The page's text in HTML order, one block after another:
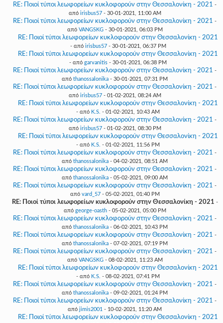
RE: Ποιοί τύποι λεωφορείων κυκλοφορούν στην Θεσσαλονίκη - 2021 -
από irisbus57- 30-01-2021, 11:00 AM
RE: Ποιοί τύποι λεωφορείων κυκλοφορούν στην Θεσσαλονίκη - 2021 -
από VANGSKG- 30-01-2021, 06:03 PM
RE: Ποιοί τύποι λεωφορείων κυκλοφορούν στην Θεσσαλονίκη - 2021
- από irisbus57- 30-01-2021, 06:37 PM
RE: Ποιοί τύποι λεωφορείων κυκλοφορούν στην Θεσσαλονίκη - 2021
- από garvanitis - 30-01-2021, 06:38 PM
RE: Ποιοί τύποι λεωφορείων κυκλοφορούν στην Θεσσαλονίκη - 2021 -
από thanossalonika - 30-01-2021, 07:31 PM
RE: Ποιοί τύποι λεωφορείων κυκλοφορούν στην Θεσσαλονίκη - 2021 -
από irisbus57- 01-02-2021, 08:24 AM
RE: Ποιοί τύποι λεωφορείων κυκλοφορούν στην Θεσσαλονίκη - 2021
- από K.S. - 01-02-2021, 10:43 AM
RE: Ποιοί τύποι λεωφορείων κυκλοφορούν στην Θεσσαλονίκη - 2021 -
από irisbus57- 01-02-2021, 08:30 PM
RE: Ποιοί τύποι λεωφορείων κυκλοφορούν στην Θεσσαλονίκη - 2021
- από K.S. - 01-02-2021, 11:56 PM
RE: Ποιοί τύποι λεωφορείων κυκλοφορούν στην Θεσσαλονίκη - 2021 -
από thanossalonika - 04-02-2021, 08:51 AM
RE: Ποιοί τύποι λεωφορείων κυκλοφορούν στην Θεσσαλονίκη - 2021 -
από thanossalonika - 05-02-2021, 09:00 AM
RE: Ποιοί τύποι λεωφορείων κυκλοφορούν στην Θεσσαλονίκη - 2021 -
από vard_57- 05-02-2021, 01:40 PM
RE: Ποιοί τύποι λεωφορείων κυκλοφορούν στην Θεσσαλονίκη - 2021 -
από george-oasth- 05-02-2021, 05:00 PM
RE: Ποιοί τύποι λεωφορείων κυκλοφορούν στην Θεσσαλονίκη - 2021 -
από thanossalonika - 06-02-2021, 10:43 PM
RE: Ποιοί τύποι λεωφορείων κυκλοφορούν στην Θεσσαλονίκη - 2021 -
από thanossalonika - 07-02-2021, 07:19 PM
RE: Ποιοί τύποι λεωφορείων κυκλοφορούν στην Θεσσαλονίκη - 2021 -
από VANGSKG- 08-02-2021, 11:23 AM
RE: Ποιοί τύποι λεωφορείων κυκλοφορούν στην Θεσσαλονίκη - 2021
- από K.S. - 08-02-2021, 07:41 PM
RE: Ποιοί τύποι λεωφορείων κυκλοφορούν στην Θεσσαλονίκη - 2021 -
από thanossalonika - 09-02-2021, 01:24 PM
RE: Ποιοί τύποι λεωφορείων κυκλοφορούν στην Θεσσαλονίκη - 2021 -
από jimis2001 - 10-02-2021, 11:20 AM
RE: Ποιοί τύποι λεωφορείων κυκλοφορούν στην Θεσσαλονίκη - 2021